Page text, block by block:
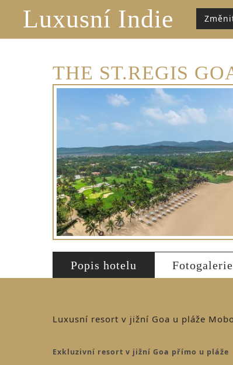
Luxusní Indie
THE ST.REGIS
Popis hotelu Fotogalerie
Luxusní resort v jižní Goa u pláže
Exkluzivní resort v jižní Goa přímo u pláže